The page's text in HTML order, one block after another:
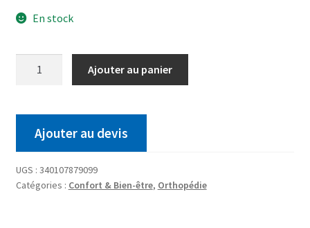
En stock
Ajouter au panier
Ajouter au devis
UGS : 340107879099
Catégories : Confort & Bien-être, Orthopédie